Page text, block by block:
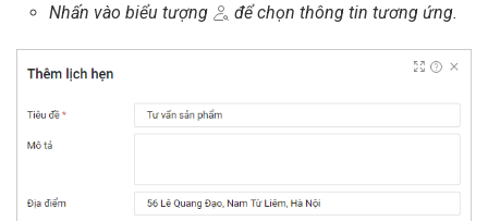
Nhấn vào biểu tượng để chọn thông tin tương ứng.